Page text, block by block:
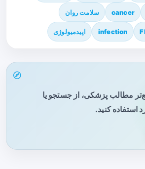
cancer سلامت روان
infection اپیدمیولوژی
مطالب پزشکی، از جستجو یا
استفاده کنید.